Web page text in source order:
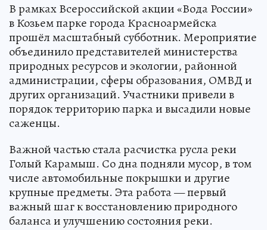
В рамках Всероссийской акции «Вода России»
в Козьем парке города Красноармейска
прошёл масштабный субботник. Мероприятие
объединило представителей министерства
природных ресурсов и экологии, районной
администрации, сферы образования, ОМВД и
других организаций. Участники привели в
порядок территорию парка и высадили новые
саженцы.
Важной частью стала расчистка русла реки
Голый Карамыш. Со дна подняли мусор, в том
числе автомобильные покрышки и другие
крупные предметы. Эта работа — первый
важный шаг к восстановлению природного
баланса и улучшению состояния реки.